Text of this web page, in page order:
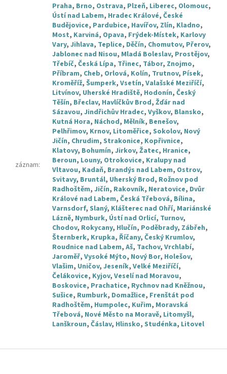
záznam:
Praha, Brno, Ostrava, Plzeň, Liberec, Olomouc,
Ústí nad Labem, Hradec Králové, České
Budějovice, Pardubice, Havířov, Zlín, Kladno,
Most, Karviná, Opava, Frýdek-Místek, Karlovy
Vary, Jihlava, Teplice, Děčín, Chomutov, Přerov,
Jablonec nad Nisou, Mladá Boleslav, Prostějov,
Třebíč, Česká Lípa, Třinec, Tábor, Znojmo,
Příbram, Cheb, Orlová, Kolín, Trutnov, Písek,
Kroměříž, Šumperk, Vsetín, Valašské Meziříčí,
Litvínov, Uherské Hradiště, Hodonín, Český
Těšín, Břeclav, Havlíčkův Brod, Žďár nad
Sázavou, Jindřichův Hradec, Vyškov, Blansko,
Kutná Hora, Náchod, Mělník, Benešov,
Pelhřimov, Krnov, Litoměřice, Sokolov, Nový
Jičín, Chrudim, Strakonice, Kopřivnice,
Klatovy, Bohumín, Jirkov, Žatec, Hranice,
Beroun, Louny, Otrokovice, Kralupy nad
Vltavou, Kadaň, Brandýs nad Labem, Ostrov,
Svitavy, Bruntál, Uherský Brod, Rožnov pod
Radhoštěm, Jičín, Rakovník, Neratovice, Dvůr
Králové nad Labem, Česká Třebová, Bílina,
Varnsdorf, Slaný, Klášterec nad Ohří, Mariánské
Lázně, Nymburk, Ústí nad Orlicí, Turnov,
Chodov, Rokycany, Hlučín, Poděbrady, Zábřeh,
Šternberk, Krupka, Říčany, Český Krumlov,
Roudnice nad Labem, Aš, Tachov, Vrchlabí,
Jaroměř, Vysoké Mýto, Nový Bor, Holešov,
Vlašim, Uničov, Jeseník, Velké Meziříčí,
Čelákovice, Kyjov, Veselí nad Moravou,
Boskovice, Prachatice, Rychnov nad Kněžnou,
Sušice, Rumburk, Domažlice, Frenštát pod
Radhoštěm, Humpolec, Kuřim, Moravská
Třebová, Nové Město na Moravě, Litomyšl,
Lanškroun, Čáslav, Hlinsko, Studénka, Litovel